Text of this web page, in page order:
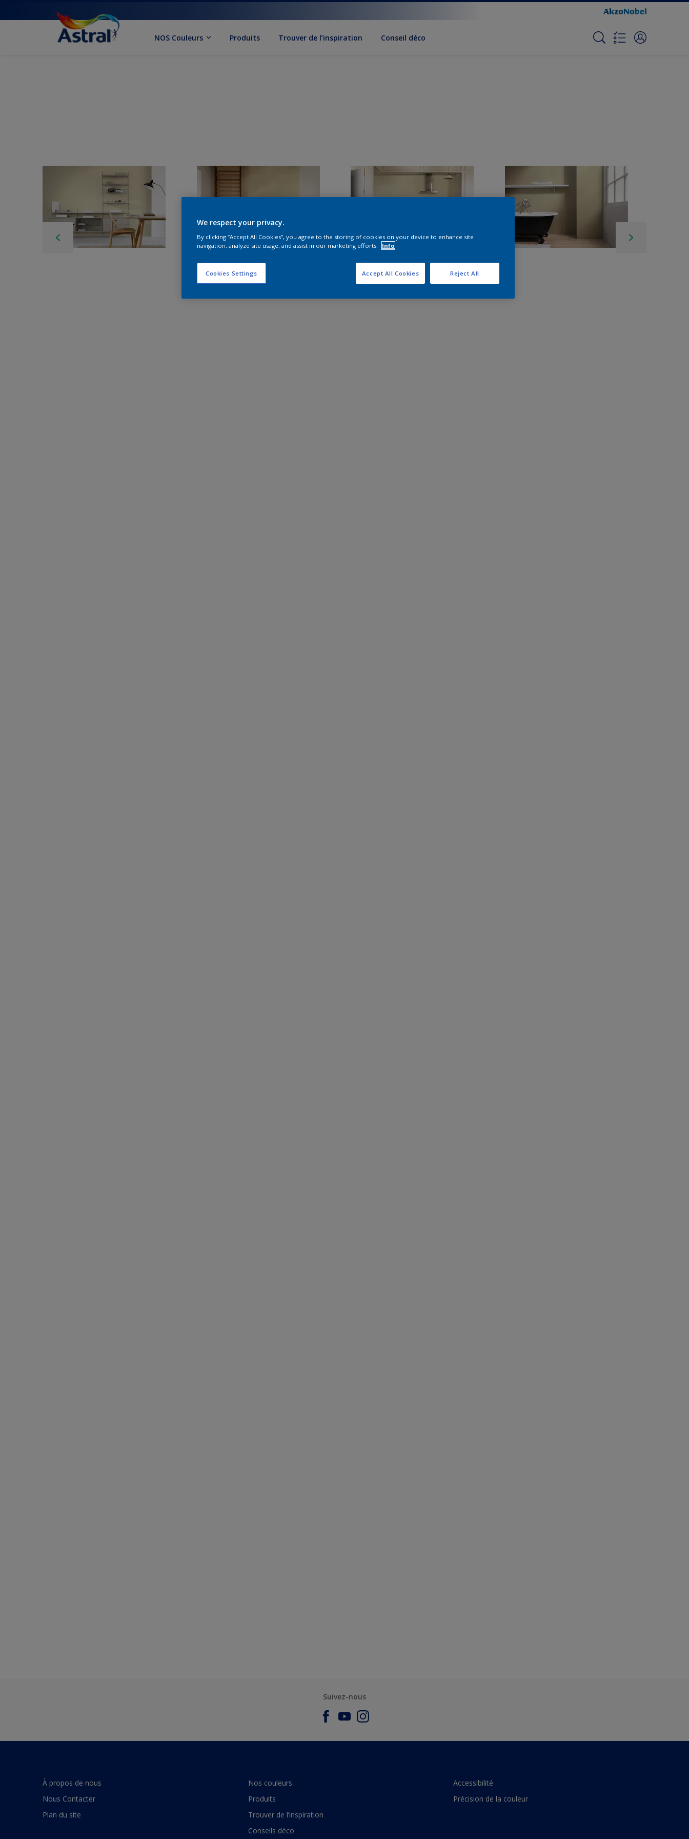
NOS Couleurs Produits Trouver de l’inspiration Conseil déco
Suivez-nous
À propos de nous
Nous Contacter
Plan du site
Nos couleurs
Produits
Trouver de l’inspiration
Conseils déco
Accessibilité
Précision de la couleur
We respect your privacy.
By clicking “Accept All Cookies”, you agree to the storing of cookies on your device to enhance site
navigation, analyze site usage, and assist in our marketing efforts.
Info
Cookies Settings Reject All
Accept All Cookies